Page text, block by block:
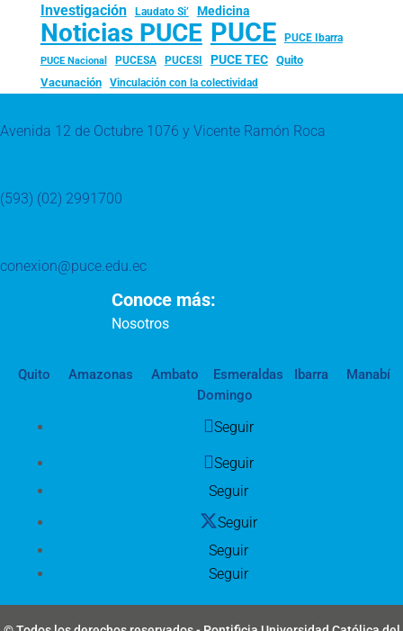
Investigación Laudato Si’ Medicina
Noticias PUCE PUCE PUCE Ibarra
PUCE Nacional PUCESA PUCESI PUCE TEC
Quito
Vacunación
Vinculación con la colectividad
Avenida 12 de Octubre 1076 y Vicente Ramón Roca
(593) (02) 2991700
conexion@puce.edu.ec
Conoce más:
Nosotros
Quito Amazonas Ambato Esmeraldas Ibarra
Manabí
Domingo
Seguir
Seguir
Seguir
Seguir
Seguir
Seguir